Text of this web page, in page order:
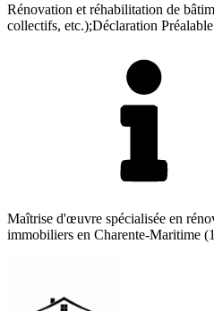
Rénovation et réhabilitation de
collectifs, etc.);Déclaration
Maîtrise d'œuvre spécialisée en
immobiliers en Charente-Maritime